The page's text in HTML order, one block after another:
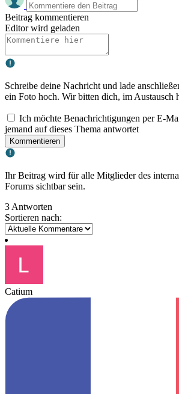
Beitrag kommentieren
Editor wird geladen
Schreibe deine Nachricht und lade
ein Foto hoch. Wir bitten dich, im Austausch
Ich möchte Benachrichtigungen per E-
jemand auf dieses Thema antwortet
Kommentieren
Ihr Beitrag wird für alle Mitglieder des
Forums sichtbar sein.
3 Antworten
Sortieren nach:
Catium